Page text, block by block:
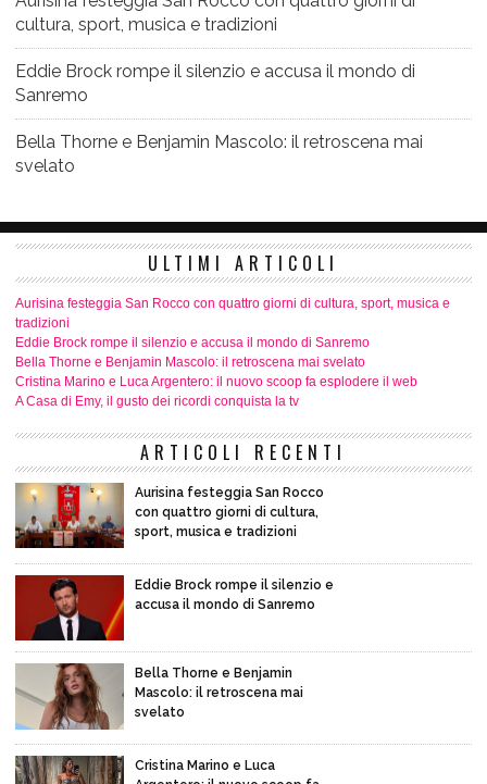
cultura, sport, musica e tradizioni
Eddie Brock rompe il silenzio e accusa il mondo di
Sanremo
Bella Thorne e Benjamin Mascolo: il retroscena mai
svelato
ULTIMI ARTICOLI
Aurisina festeggia San Rocco con quattro giorni di cultura, sport, musica e
tradizioni
Eddie Brock rompe il silenzio e accusa il mondo di Sanremo
Bella Thorne e Benjamin Mascolo: il retroscena mai svelato
Cristina Marino e Luca Argentero: il nuovo scoop fa esplodere il web
A Casa di Emy, il gusto dei ricordi conquista la tv
ARTICOLI RECENTI
Aurisina festeggia San Rocco
con quattro giorni di cultura,
sport, musica e tradizioni
Eddie Brock rompe il silenzio e
accusa il mondo di Sanremo
Bella Thorne e Benjamin
Mascolo: il retroscena mai
svelato
Cristina Marino e Luca